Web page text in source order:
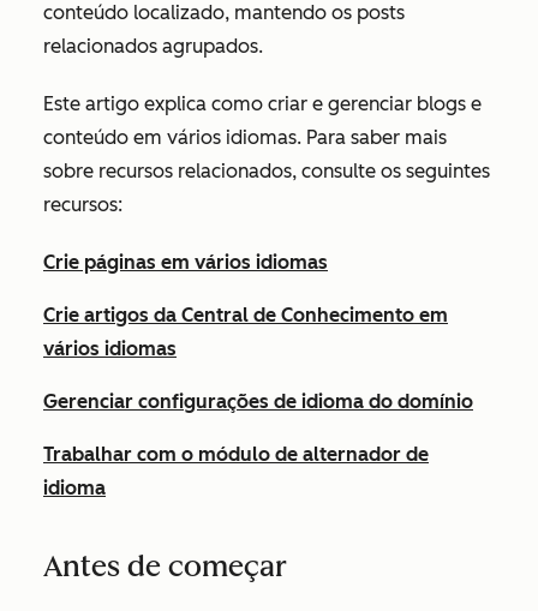
conteúdo localizado, mantendo os posts
relacionados agrupados.
Este artigo explica como criar e gerenciar blogs e
conteúdo em vários idiomas. Para saber mais
sobre recursos relacionados, consulte os seguintes
recursos:
Crie páginas em vários idiomas
Crie artigos da Central de Conhecimento em
vários idiomas
Gerenciar configurações de idioma do domínio
Trabalhar com o módulo de alternador de
idioma
Antes de começar